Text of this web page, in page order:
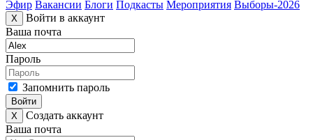
Эфир Вакансии Блоги Подкасты Мероприятия Выборы-2026
X
Войти в аккаунт
Ваша почта
Пароль
Запомнить пароль
Войти
X
Создать аккаунт
Ваша почта